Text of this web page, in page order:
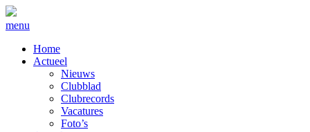
menu
Home
Actueel
Nieuws
Clubblad
Clubrecords
Vacatures
Foto’s